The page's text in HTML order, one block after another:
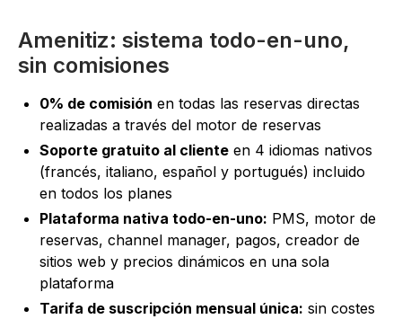
Amenitiz: sistema todo-en-uno,
sin comisiones
0% de comisión en todas las reservas directas
realizadas a través del motor de reservas
Soporte gratuito al cliente en 4 idiomas nativos
(francés, italiano, español y portugués) incluido
en todos los planes
Plataforma nativa todo-en-uno: PMS, motor de
reservas, channel manager, pagos, creador de
sitios web y precios dinámicos en una sola
plataforma
Tarifa de suscripción mensual única: sin costes